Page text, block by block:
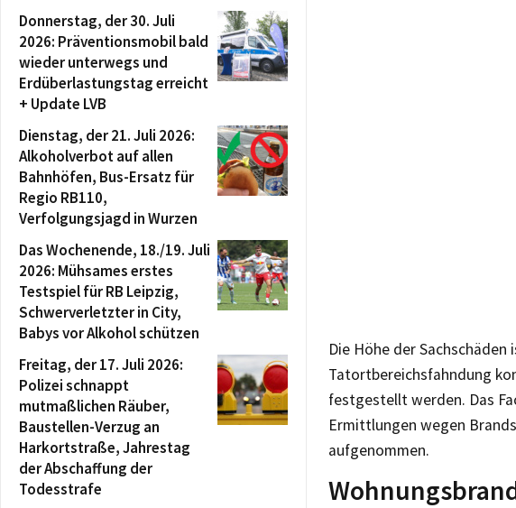
Die Höhe der
Tatortbereichsfahndung
festgestellt werden. Das
Ermittlungen wegen
aufgenommen.
Donnerstag, der 30. Juli
2026: Präventionsmobil bald
wieder unterwegs und
Erdüberlastungstag erreicht
+ Update LVB
Dienstag, der 21. Juli 2026:
Alkoholverbot auf allen
Bahnhöfen, Bus-Ersatz für
Regio RB110,
Verfolgungsjagd in Wurzen
Das Wochenende, 18./19. Juli
2026: Mühsames erstes
Testspiel für RB Leipzig,
Schwerverletzter in City,
Babys vor Alkohol schützen
Freitag, der 17. Juli 2026:
Polizei schnappt
mutmaßlichen Räuber,
Baustellen-Verzug an
Harkortstraße, Jahrestag
der Abschaffung der
Todesstrafe